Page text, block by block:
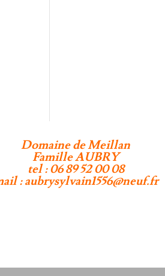
Domaine de Meillan
Famille AUBRY
tel : 06 89 52 00 08
: aubrysylvain1556@neuf.fr